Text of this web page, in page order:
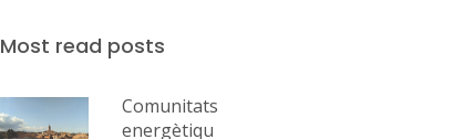
Most read posts
Comunitats
energètiqu